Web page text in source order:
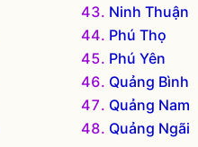
Ninh Thuận
Phú Thọ
Phú Yên
Quảng Bình
Quảng Nam
Quảng Ngãi